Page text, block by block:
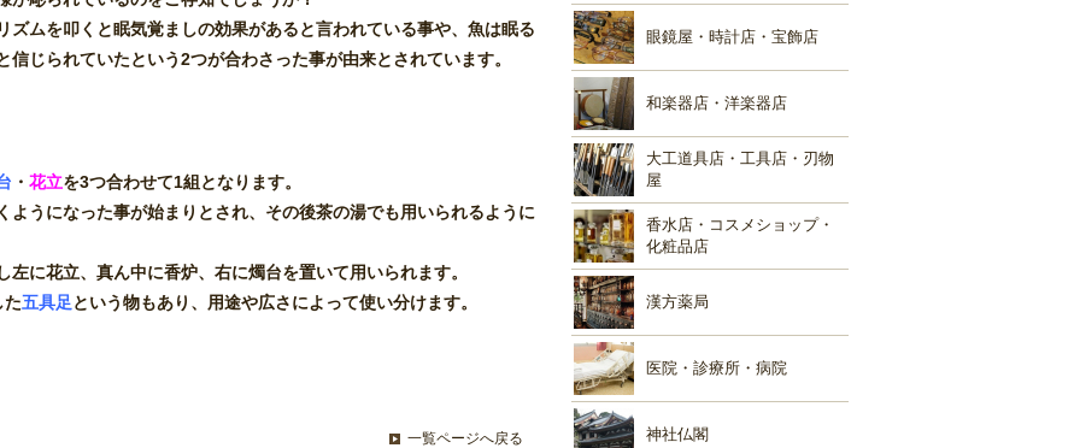
ズムを叩くと眠気覚ましの効果があると言われている事や、魚は眠る
じられていたという2つが合わさった事が由来とされています。
・ 花立を3つ合わせて1組となります。
ようになった事が始まりとされ、その後茶の湯でも用いられるように
に花立、真ん中に香炉、右に燭台を置いて用いられます。
た五具足という物もあり、用途や広さによって使い分けます。
一覧ページへ戻る
眼鏡屋・時計店・宝飾店
和楽器店・洋楽器店
大工道具店・工具店・刃物
屋
香水店・コスメショップ・
化粧品店
漢方薬局
医院・診療所・病院
神社仏閣